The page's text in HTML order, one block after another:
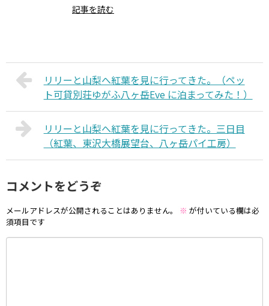
記事を読む
リリーと山梨へ紅葉を見に行ってきた。（ペッ
ト可貸別荘ゆがふ八ヶ岳Eve に泊まってみた！）
リリーと山梨へ紅葉を見に行ってきた。三日目
（紅葉、東沢大橋展望台、八ヶ岳パイ工房）
コメントをどうぞ
メールアドレスが公開されることはありません。 ※ が付いている欄は必
須項目です